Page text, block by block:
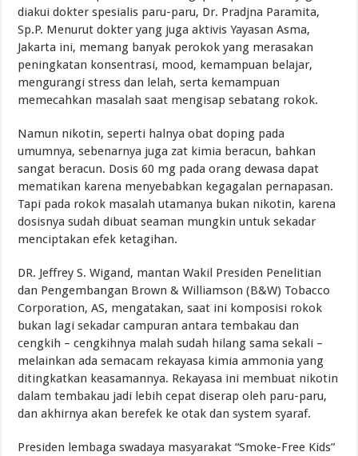
diakui dokter spesialis paru-paru, Dr. Pradjna Paramita,
Sp.P. Menurut dokter yang juga aktivis Yayasan Asma,
Jakarta ini, memang banyak perokok yang merasakan
peningkatan konsentrasi, mood, kemampuan belajar,
mengurangi stress dan lelah, serta kemampuan
memecahkan masalah saat mengisap sebatang rokok.
Namun nikotin, seperti halnya obat doping pada
umumnya, sebenarnya juga zat kimia beracun, bahkan
sangat beracun. Dosis 60 mg pada orang dewasa dapat
mematikan karena menyebabkan kegagalan pernapasan.
Tapi pada rokok masalah utamanya bukan nikotin, karena
dosisnya sudah dibuat seaman mungkin untuk sekadar
menciptakan efek ketagihan.
DR. Jeffrey S. Wigand, mantan Wakil Presiden Penelitian
dan Pengembangan Brown & Williamson (B&W) Tobacco
Corporation, AS, mengatakan, saat ini komposisi rokok
bukan lagi sekadar campuran antara tembakau dan
cengkih – cengkihnya malah sudah hilang sama sekali –
melainkan ada semacam rekayasa kimia ammonia yang
ditingkatkan keasamannya. Rekayasa ini membuat nikotin
dalam tembakau jadi lebih cepat diserap oleh paru-paru,
dan akhirnya akan berefek ke otak dan system syaraf.
Presiden lembaga swadaya masyarakat “Smoke-Free Kids”